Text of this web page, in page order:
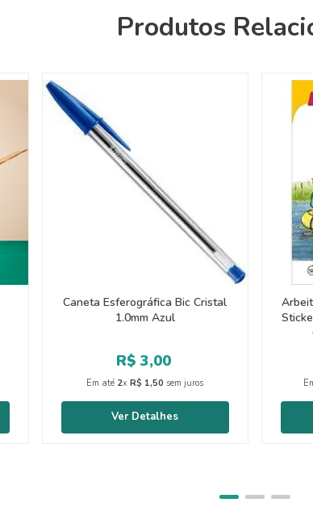
Produtos
Caneta Esferográfica Bic Cristal
1.0mm Azul
R$ 3,00
Em até 2xR$ 1,50 sem juros